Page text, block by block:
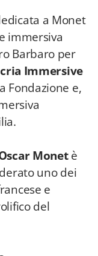
a Monet
immersiva
Barbaro per
Immersive
Fondazione e,
Monetè
uno dei
e
del